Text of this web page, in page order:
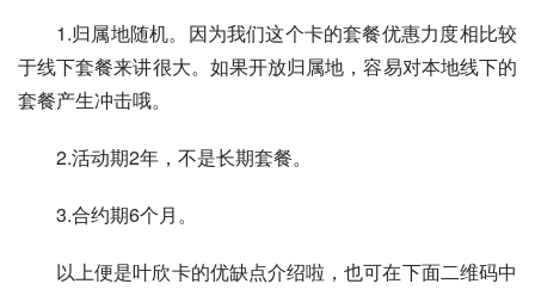
1.归属地随机。因为我们这个卡的套餐优惠力度相比较
于线下套餐来讲很大。如果开放归属地，容易对本地线下的
套餐产生冲击哦。
2.活动期2年，不是长期套餐。
3.合约期6个月。
以上便是叶欣卡的优缺点介绍啦，也可在下面二维码中